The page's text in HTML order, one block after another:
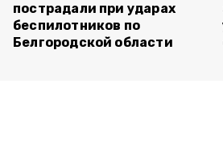
пострадали при ударах
беспилотников по
Белгородской области